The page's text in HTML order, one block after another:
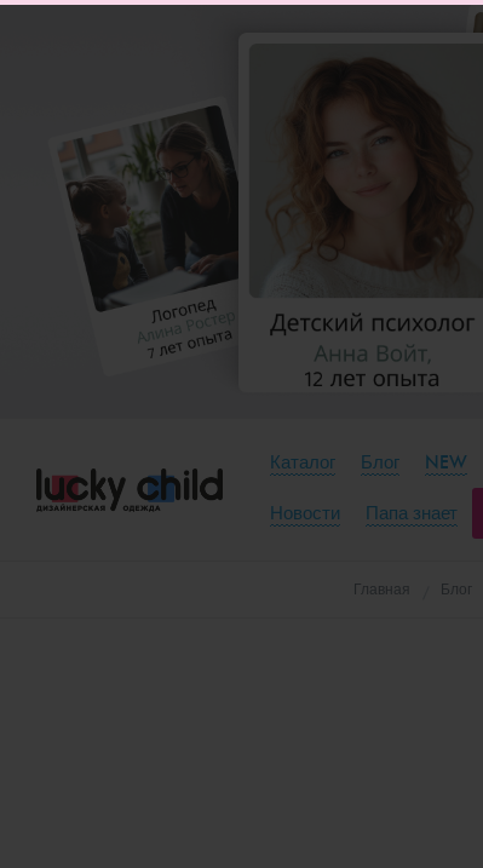
Каталог Блог NEW
Новости Папа знает
Главная Блог